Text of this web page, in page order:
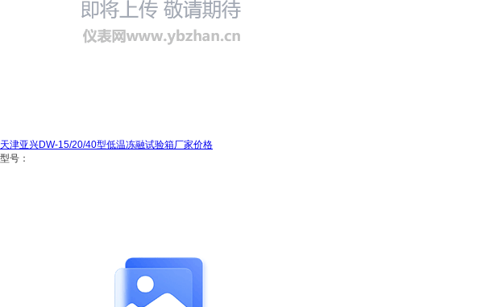
天津亚兴DW-15/20/40型低温冻融试验箱厂家价格
型号：